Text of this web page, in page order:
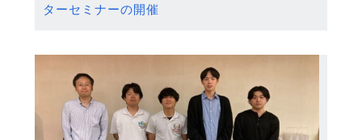
ターセミナーの開催